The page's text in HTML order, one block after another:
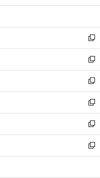
開
ウ
開
く
ン
ウ
で
開
く
ウ
ン
ド
ウ
で
開
く
新
し
い
ウ
ィ
ン
ド
ウ
で
開
く
新
し
い
ウ
ィ
ン
ド
ウ
で
開
新
し
い
ウ
ィ
ン
ド
ウ
新
し
い
ウ
ィ
ン
新
し
い
ウ
新
し